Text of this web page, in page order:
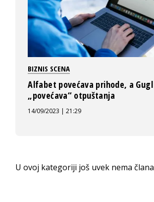
BIZNIS SCENA
Alfabet povećava prihode, a Gugl
„povećava“ otpuštanja
14/09/2023 | 21:29
U ovoj kategoriji još uvek nema